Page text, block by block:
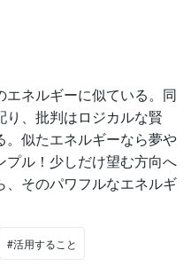
ネルギーに似ている。同
り、批判はロジカルな賢
。似たエネルギーなら夢や
ル！少しだけ望む方向へ
そのパワフルなエネルギ
#活用すること